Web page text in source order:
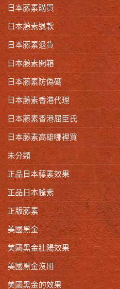
日本藤素購買
日本藤素退款
日本藤素退貨
日本藤素開箱
日本藤素防偽碼
日本藤素香港代理
日本藤素香港屈臣氏
日本藤素高雄哪裡買
未分類
正品日本藤素效果
正品日本騰素
正版藤素
美國黑金
美國黑金壯陽效果
美國黑金沒用
美國黑金的效果